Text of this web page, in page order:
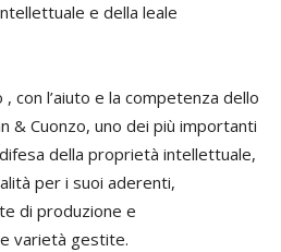
e della leale
, con l’aiuto e la competenza dello
& Cuonzo, uno dei più importanti
della proprietà intellettuale,
per i suoi aderenti,
di produzione e
varietà gestite.